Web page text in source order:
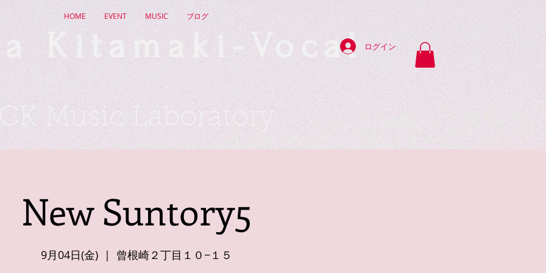
HOME EVENT MUSIC ブログ
Kitamaki-Vocal ログイン
Music Laboratory
New Suntory5
9月04日(金)
  |
曾根崎２丁目１０−１５